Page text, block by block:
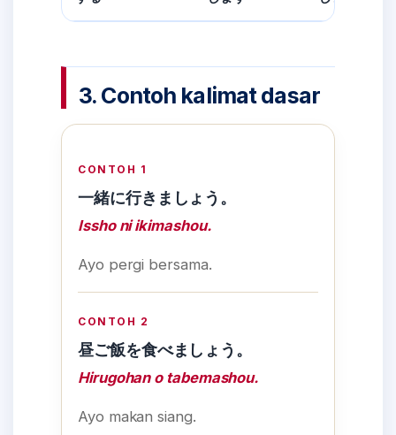
3. Contoh kalimat dasar
CONTOH 1
一緒に行きましょう。
Issho ni ikimashou.
Ayo pergi bersama.
CONTOH 2
昼ご飯を食べましょう。
Hirugohan o tabemashou.
Ayo makan siang.